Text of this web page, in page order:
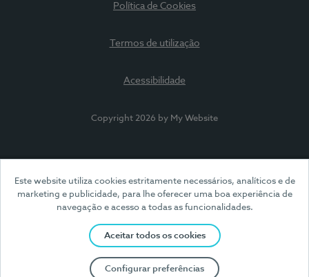
Este website utiliza cookies estritamente necessários, analíticos e de
marketing e publicidade, para lhe oferecer uma boa experiência de
navegação e acesso a todas as funcionalidades.
Aceitar todos os cookies
Configurar preferências
Política de Cookies
Termos de utilização
Acessibilidade
Copyright 2026 by My Website